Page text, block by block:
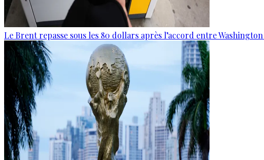
Le Brent repasse sous les 80 dollars après l’accord entre